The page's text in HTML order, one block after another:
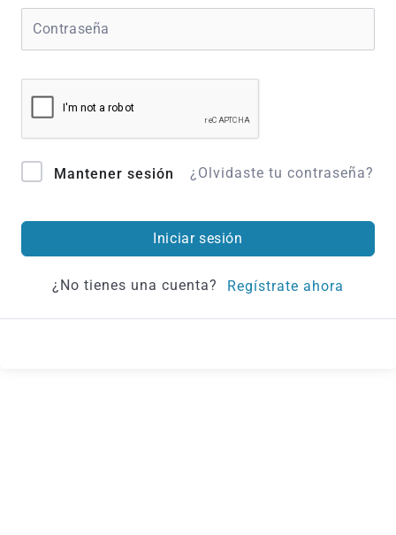
Mantener sesión ¿Olvidaste tu contraseña?
Iniciar sesión
¿No tienes una cuenta? Regístrate ahora